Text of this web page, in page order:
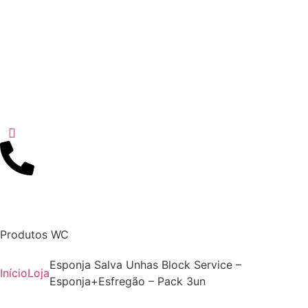
Produtos WC
InícioLoja
Esponja Salva Unhas Block Service –
Esponja+Esfregão – Pack 3un